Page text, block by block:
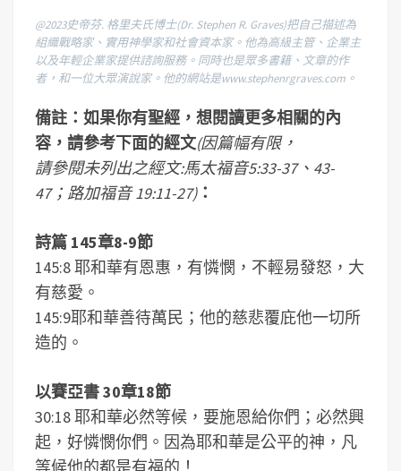
@2023史帝芬. 格里夫氏博士(Dr. Stephen R. Graves)把自己描述為
組織戰略家、實用神學家和社會資本家。他為高級主管、企業主
以及年輕企業家提供諮詢服務。同時也是眾多書籍、文章的作
者，和一位大眾演說家。他的網站是www.stephenrgraves.com。
備註：如果你有聖經，想閱讀更多相關的內
容，請參考下面的經文(因篇幅有限，
請參閱未列出之經文:馬太福音5:33-37、43-
47；路加福音 19:11-27)：
詩篇 145章8-9節
145:8 耶和華有恩惠，有憐憫，不輕易發怒，大
有慈愛。
145:9耶和華善待萬民；他的慈悲覆庇他一切所
造的。
以賽亞書 30章18節
30:18 耶和華必然等候，要施恩給你們；必然興
起，好憐憫你們。因為耶和華是公平的神，凡
等候他的都是有福的！